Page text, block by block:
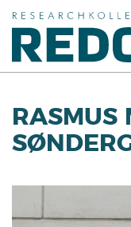
RASMUS